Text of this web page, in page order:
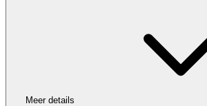
Meer details